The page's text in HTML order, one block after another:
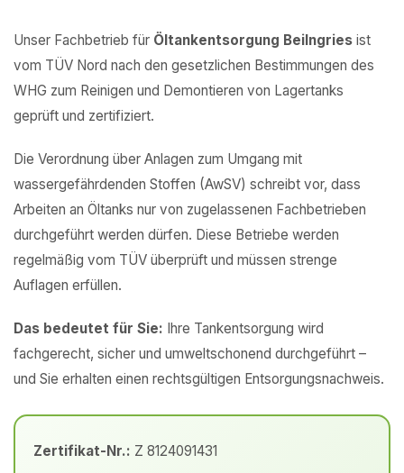
Unser Fachbetrieb für Öltankentsorgung Beilngries ist
vom TÜV Nord nach den gesetzlichen Bestimmungen des
WHG zum Reinigen und Demontieren von Lagertanks
geprüft und zertifiziert.
Die Verordnung über Anlagen zum Umgang mit
wassergefährdenden Stoffen (AwSV) schreibt vor, dass
Arbeiten an Öltanks nur von zugelassenen Fachbetrieben
durchgeführt werden dürfen. Diese Betriebe werden
regelmäßig vom TÜV überprüft und müssen strenge
Auflagen erfüllen.
Das bedeutet für Sie: Ihre Tankentsorgung wird
fachgerecht, sicher und umweltschonend durchgeführt –
und Sie erhalten einen rechtsgültigen Entsorgungsnachweis.
Zertifikat-Nr.: Z 8124091431